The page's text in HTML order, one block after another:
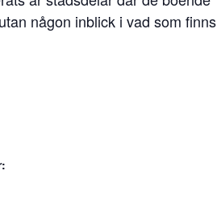
någon inblick i vad som finns